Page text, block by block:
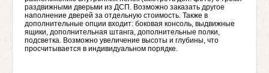
раздвижными дверьми из ДСП. Возможно заказать другое
наполнение дверей за отдельную стоимость. Также в
дополнительные опции входит: боковая консоль, выдвижные
ящики, дополнительная штанга, дополнительные полки,
подсветка. Возможно увеличение высоты и глубины, что
просчитывается в индивидуальном порядке.